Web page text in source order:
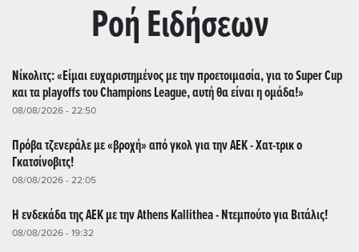
Ρoή Ειδήσεων
Νίκολιτς: «Είμαι ευχαριστημένος με την προετοιμασία, για το Super Cup
και τα playoffs του Champions League, αυτή θα είναι η ομάδα!»
08/08/2026 - 22:50
Πρόβα τζενεράλε με «βροχή» από γκολ για την ΑΕΚ - Χατ-τρικ ο
Γκατσίνοβιτς!
08/08/2026 - 22:05
Η ενδεκάδα της ΑΕΚ με την Athens Kallithea - Ντεμπούτο για Βιτάλις!
08/08/2026 - 19:32